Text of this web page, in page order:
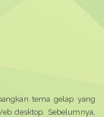
tema gelap yang
desktop. Sebelumnya,